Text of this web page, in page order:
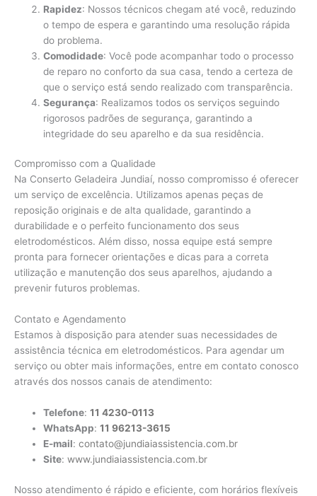
Rapidez: Nossos técnicos chegam até você, reduzindo
o tempo de espera e garantindo uma resolução rápida
do problema.
Comodidade: Você pode acompanhar todo o processo
de reparo no conforto da sua casa, tendo a certeza de
que o serviço está sendo realizado com transparência.
Segurança: Realizamos todos os serviços seguindo
rigorosos padrões de segurança, garantindo a
integridade do seu aparelho e da sua residência.
Compromisso com a Qualidade
Na Conserto Geladeira Jundiaí, nosso compromisso é oferecer
um serviço de excelência. Utilizamos apenas peças de
reposição originais e de alta qualidade, garantindo a
durabilidade e o perfeito funcionamento dos seus
eletrodomésticos. Além disso, nossa equipe está sempre
pronta para fornecer orientações e dicas para a correta
utilização e manutenção dos seus aparelhos, ajudando a
prevenir futuros problemas.
Contato e Agendamento
Estamos à disposição para atender suas necessidades de
assistência técnica em eletrodomésticos. Para agendar um
serviço ou obter mais informações, entre em contato conosco
através dos nossos canais de atendimento:
Telefone:11 4230-0113
WhatsApp:11 96213-3615
E-mail:contato@jundiaiassistencia.com.br
Site:www.jundiaiassistencia.com.br
Nosso atendimento é rápido e eficiente, com horários flexíveis